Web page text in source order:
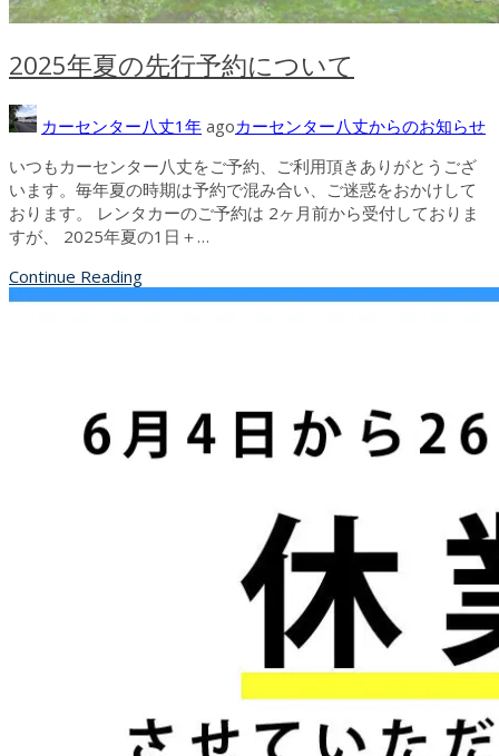
2025年夏の先行予約について
カーセンター八丈1年 agoカーセンター八丈からのお知らせ
いつもカーセンター八丈をご予約、ご利用頂きありがとうござ
います。毎年夏の時期は予約で混み合い、ご迷惑をおかけして
おります。 レンタカーのご予約は 2ヶ月前から受付しておりま
すが、 2025年夏の1日＋…
Continue Reading